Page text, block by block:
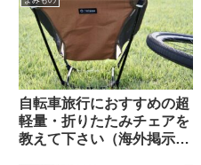
自転車旅行におすすめの超
軽量・折りたたみチェアを
教えて下さい（海外掲示板